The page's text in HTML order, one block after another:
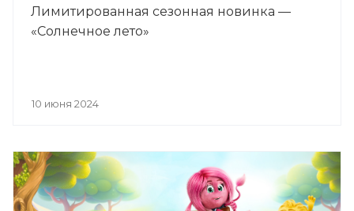
Лимитированная сезонная новинка —
«Солнечное лето»
10 июня 2024